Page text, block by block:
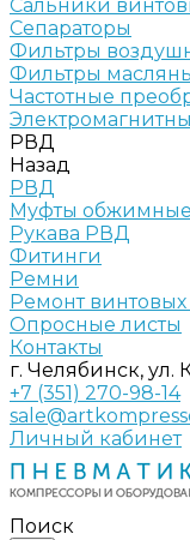
Сальники
Сепараторы
Фильтры
Фильтры
Частотные
РВД
Назад
РВД
Муфты обжимные
Рукава РВД
Фитинги
Ремни
Ремонт
Опросные листы
Контакты
г. Челябинск, ул.
+7 (351) 270-98-14
Личный кабинет
Поиск